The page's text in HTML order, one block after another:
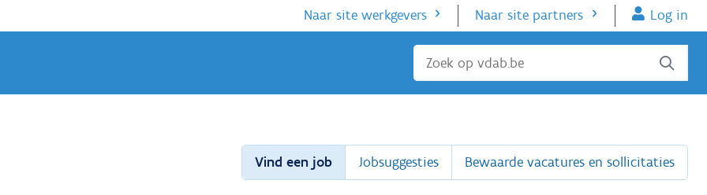
Naar site werkgevers Naar site partners Log in
Sluiten
Vind een job Jobsuggesties Bewaarde vacatures en sollicitaties